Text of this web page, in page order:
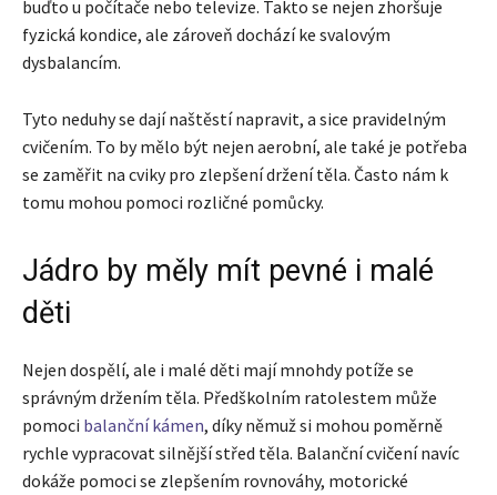
buďto u počítače nebo televize. Takto se nejen zhoršuje
fyzická kondice, ale zároveň dochází ke svalovým
dysbalancím.
Tyto neduhy se dají naštěstí napravit, a sice pravidelným
cvičením. To by mělo být nejen aerobní, ale také je potřeba
se zaměřit na cviky pro zlepšení držení těla. Často nám k
tomu mohou pomoci rozličné pomůcky.
Jádro by měly mít pevné i malé
děti
Nejen dospělí, ale i malé děti mají mnohdy potíže se
správným držením těla. Předškolním ratolestem může
pomoci balanční kámen, díky němuž si mohou poměrně
rychle vypracovat silnější střed těla. Balanční cvičení navíc
dokáže pomoci se zlepšením rovnováhy, motorické